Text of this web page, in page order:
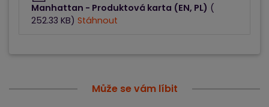
Manhattan - Produktová karta (EN, PL) (
252.33 KB) Stáhnout
Může se vám líbit